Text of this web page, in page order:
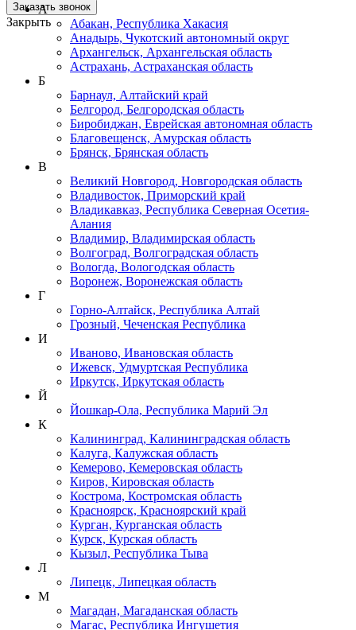
Заказать звонок
Закрыть
А
Абакан, Республика Хакасия
Анадырь, Чукотский автономный округ
Архангельск, Архангельская область
Астрахань, Астраханская область
Б
Барнаул, Алтайский край
Белгород, Белгородская область
Биробиджан, Еврейская автономная область
Благовещенск, Амурская область
Брянск, Брянская область
В
Великий Новгород, Новгородская область
Владивосток, Приморский край
Владикавказ, Республика Северная Осетия-
Алания
Владимир, Владимирская область
Волгоград, Волгоградская область
Вологда, Вологодская область
Воронеж, Воронежская область
Г
Горно-Алтайск, Республика Алтай
Грозный, Чеченская Республика
И
Иваново, Ивановская область
Ижевск, Удмуртская Республика
Иркутск, Иркутская область
Й
Йошкар-Ола, Республика Марий Эл
К
Калининград, Калининградская область
Калуга, Калужская область
Кемерово, Кемеровская область
Киров, Кировская область
Кострома, Костромская область
Красноярск, Красноярский край
Курган, Курганская область
Курск, Курская область
Кызыл, Республика Тыва
Л
Липецк, Липецкая область
М
Магадан, Магаданская область
Магас, Республика Ингушетия